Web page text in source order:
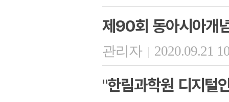
제90회 동아시아개
관리자 | 2020.09.21
"한림과학원 디지털